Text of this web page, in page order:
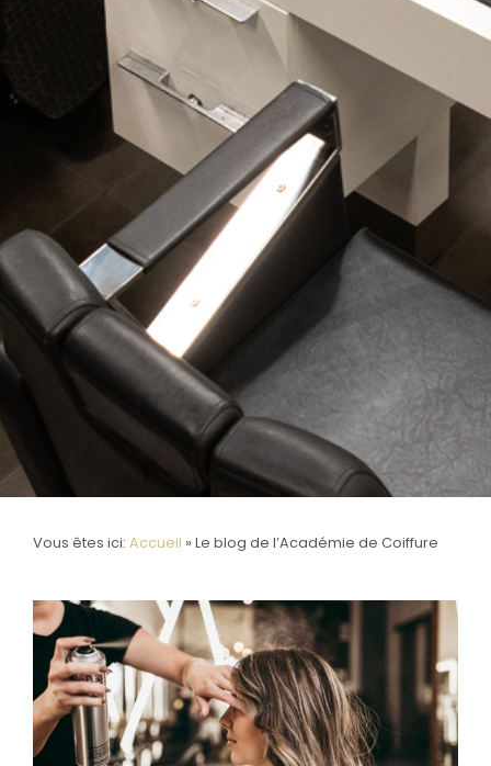
Vous êtes ici: Accueil » Le blog de l’Académie de Coiffure